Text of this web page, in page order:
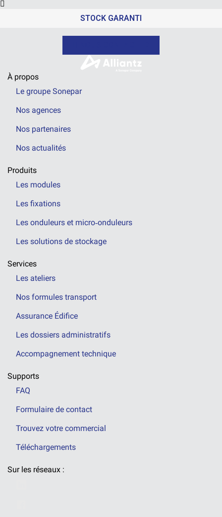
STOCK GARANTI
À propos
Le groupe Sonepar
Nos agences
Nos partenaires
Nos actualités
Produits
Les modules
Les fixations
Les onduleurs et micro‑onduleurs
Les solutions de stockage
Services
Les ateliers
Nos formules transport
Assurance Édifice
Les dossiers administratifs
Accompagnement technique
Supports
FAQ
Formulaire de contact
Trouvez votre commercial
Téléchargements
Sur les réseaux :